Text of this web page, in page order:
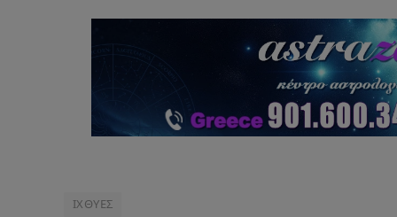
ΙΧΘΥΕΣ